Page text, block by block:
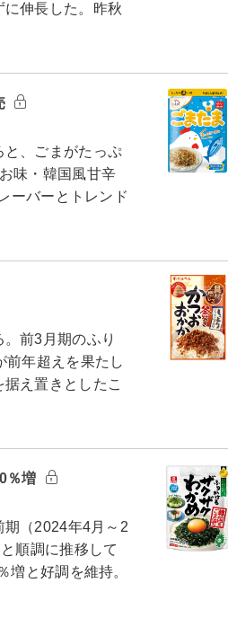
伸長した。昨秋
、ごまがたっぷ
味・韓国風甘辛
ーバーとトレンド
前3月期のふり
前年超えを果たし
え置きとしたこ
％増
（2024年4月～2
順調に推移して
と好調を維持。